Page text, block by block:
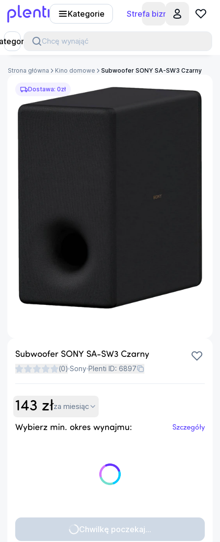
Kategorie Strefa biznesu
Chcę wynająć
Strona główna Kino domowe Subwoofer SONY SA-SW3 Czarny
Dostawa: 0zł
Subwoofer SONY SA-SW3 Czarny
(0) Sony Plenti ID: 6897
143 złza miesiąc
Wybierz min. okres wynajmu: Szczegóły
Chwilkę poczekaj...